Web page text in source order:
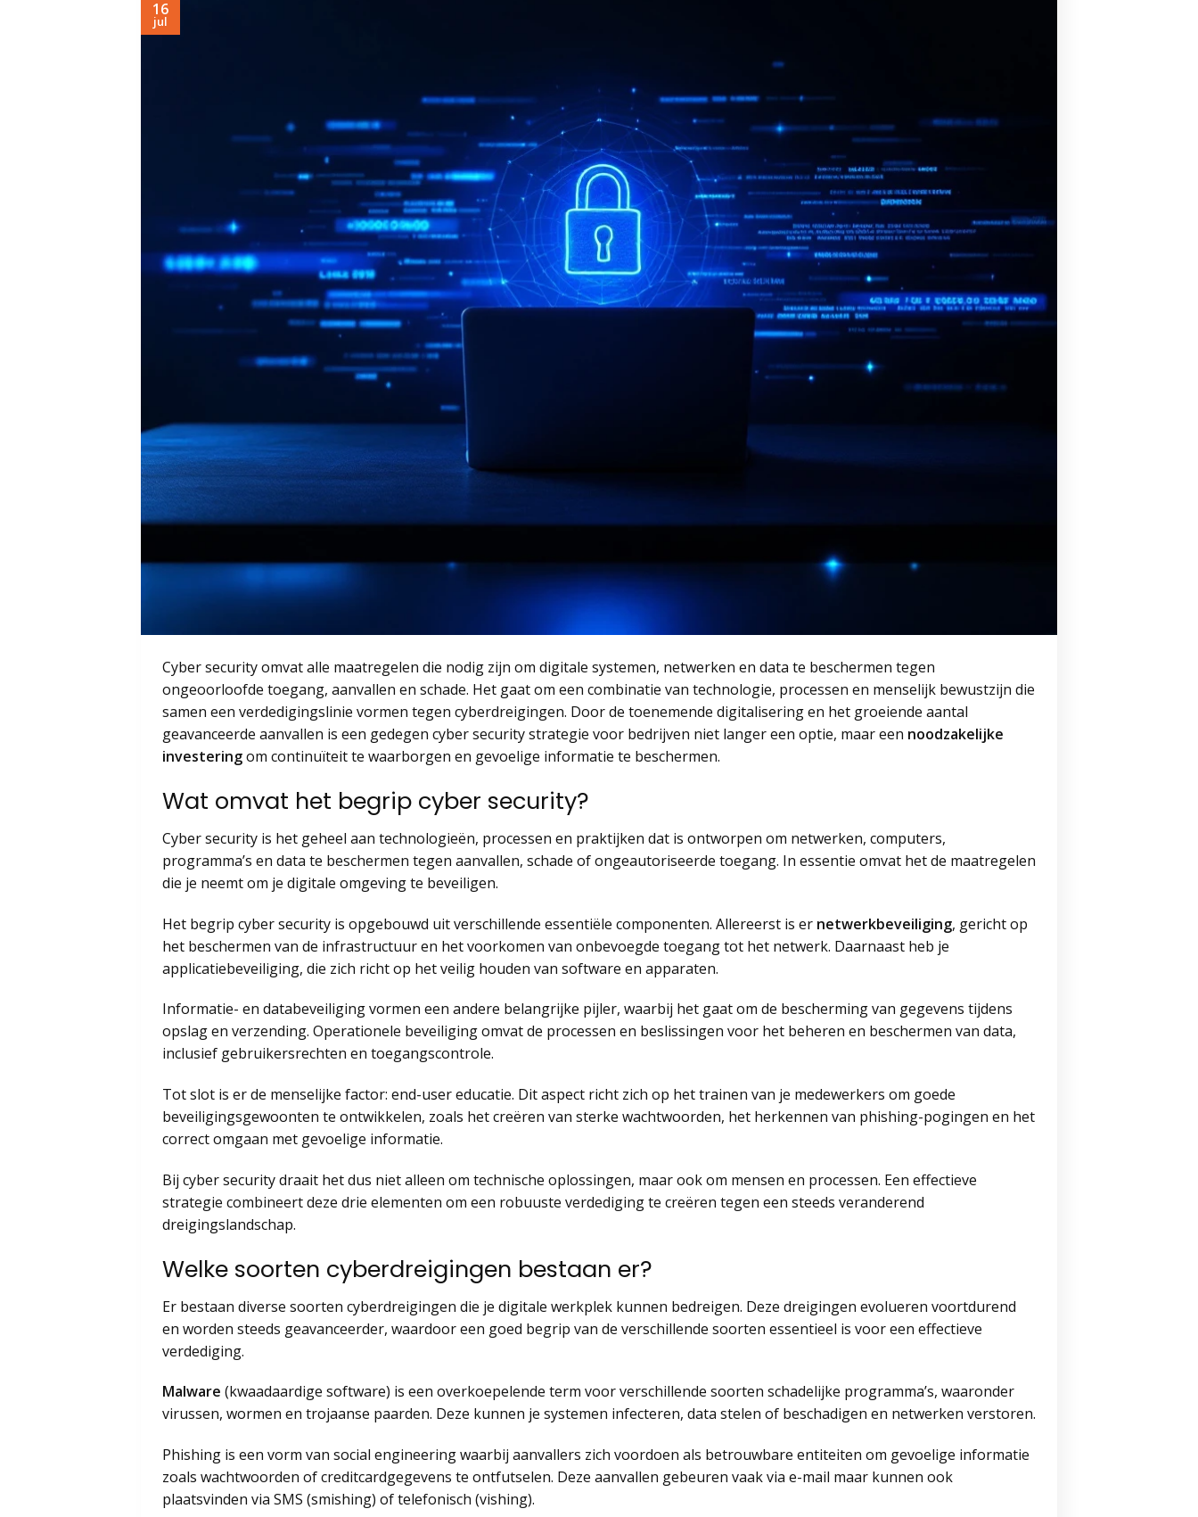
16
jul
Cyber security omvat alle maatregelen die nodig zijn om digitale systemen, netwerken en data te beschermen tegen
ongeoorloofde toegang, aanvallen en schade. Het gaat om een combinatie van technologie, processen en menselijk bewustzijn die
samen een verdedigingslinie vormen tegen cyberdreigingen. Door de toenemende digitalisering en het groeiende aantal
geavanceerde aanvallen is een gedegen cyber security strategie voor bedrijven niet langer een optie, maar een noodzakelijke
investeringom continuïteit te waarborgen en gevoelige informatie te beschermen.
Wat omvat het begrip cyber security?
Cyber security is het geheel aan technologieën, processen en praktijken dat is ontworpen om netwerken, computers,
programma’s en data te beschermen tegen aanvallen, schade of ongeautoriseerde toegang. In essentie omvat het de maatregelen
die je neemt om je digitale omgeving te beveiligen.
Het begrip cyber security is opgebouwd uit verschillende essentiële componenten. Allereerst is er netwerkbeveiliging, gericht op
het beschermen van de infrastructuur en het voorkomen van onbevoegde toegang tot het netwerk. Daarnaast heb je
applicatiebeveiliging, die zich richt op het veilig houden van software en apparaten.
Informatie- en databeveiliging vormen een andere belangrijke pijler, waarbij het gaat om de bescherming van gegevens tijdens
opslag en verzending. Operationele beveiliging omvat de processen en beslissingen voor het beheren en beschermen van data,
inclusief gebruikersrechten en toegangscontrole.
Tot slot is er de menselijke factor: end-user educatie. Dit aspect richt zich op het trainen van je medewerkers om goede
beveiligingsgewoonten te ontwikkelen, zoals het creëren van sterke wachtwoorden, het herkennen van phishing-pogingen en het
correct omgaan met gevoelige informatie.
Bij cyber security draait het dus niet alleen om technische oplossingen, maar ook om mensen en processen. Een effectieve
strategie combineert deze drie elementen om een robuuste verdediging te creëren tegen een steeds veranderend
dreigingslandschap.
Welke soorten cyberdreigingen bestaan er?
Er bestaan diverse soorten cyberdreigingen die je digitale werkplek kunnen bedreigen. Deze dreigingen evolueren voortdurend
en worden steeds geavanceerder, waardoor een goed begrip van de verschillende soorten essentieel is voor een effectieve
verdediging.
Malware (kwaadaardige software) is een overkoepelende term voor verschillende soorten schadelijke programma’s, waaronder
virussen, wormen en trojaanse paarden. Deze kunnen je systemen infecteren, data stelen of beschadigen en netwerken verstoren.
Phishing is een vorm van social engineering waarbij aanvallers zich voordoen als betrouwbare entiteiten om gevoelige informatie
zoals wachtwoorden of creditcardgegevens te ontfutselen. Deze aanvallen gebeuren vaak via e-mail maar kunnen ook
plaatsvinden via SMS (smishing) of telefonisch (vishing).